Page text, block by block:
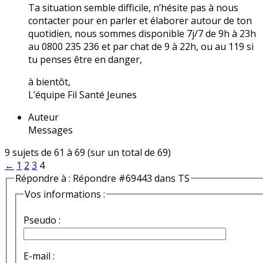
Ta situation semble difficile, n’hésite pas à nous
contacter pour en parler et élaborer autour de ton
quotidien, nous sommes disponible 7j/7 de 9h à 23h
au 0800 235 236 et par chat de 9 à 22h, ou au 119 si
tu penses être en danger,
à bientôt,
L’équipe Fil Santé Jeunes
Auteur
Messages
9 sujets de 61 à 69 (sur un total de 69)
← 1 2 3 4
Répondre à : Répondre #69443 dans TS
Vos informations :
Pseudo :
E-mail :